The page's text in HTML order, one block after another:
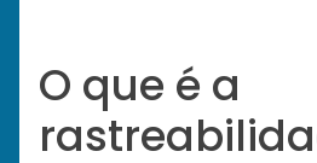
O que é a